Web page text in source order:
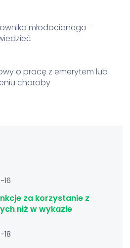
młodocianego -
o pracę z emerytem lub
choroby
16
za korzystanie z
niż w wykazie
18